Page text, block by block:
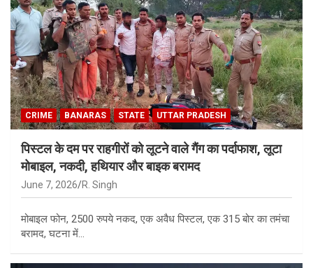
CRIME BANARAS STATE UTTAR PRADESH
पिस्टल के दम पर राहगीरों को लूटने वाले गैंग का पर्दाफाश, लूटा
मोबाइल, नकदी, हथियार और बाइक बरामद
June 7, 2026 R. Singh
मोबाइल फोन, 2500 रुपये नकद, एक अवैध पिस्टल, एक 315 बोर का तमंचा
बरामद, घटना में…